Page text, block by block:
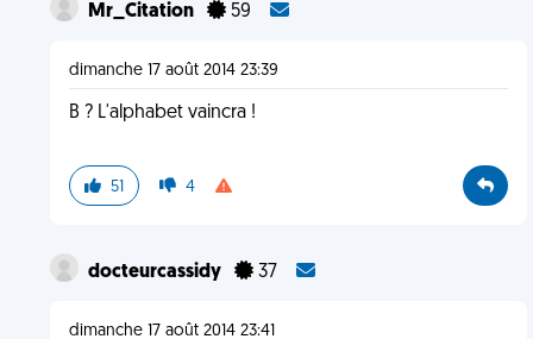
Mr_Citation 59
dimanche 17 août 2014 23:39
B ? L'alphabet vaincra !
51 4
docteurcassidy 37
dimanche 17 août 2014 23:41